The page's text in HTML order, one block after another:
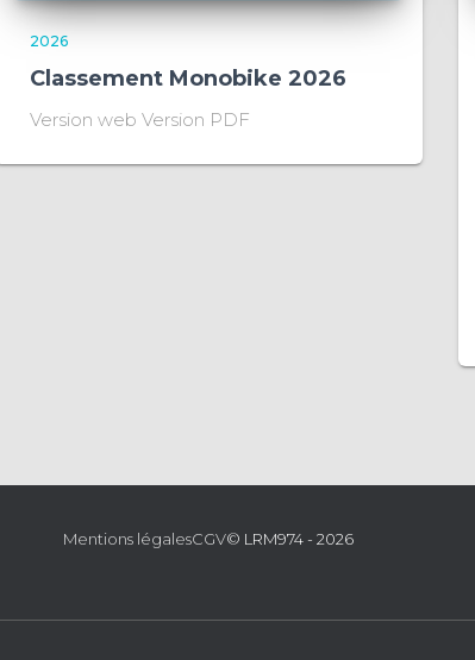
2026
Classement Monobike 2026
Version web Version PDF
Mentions légalesCGV© LRM974 - 2026